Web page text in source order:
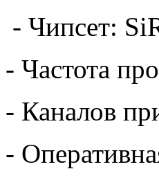
- Чипсет:
- Частота
- Каналов
-